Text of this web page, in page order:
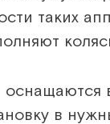
таких
в